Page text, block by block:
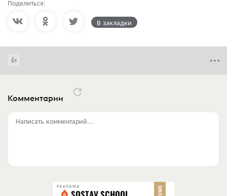
Поделиться:
В закладки
Комментарии
Написать комментарий...
РЕКЛАМА